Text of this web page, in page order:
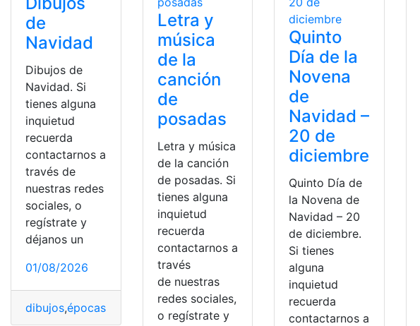
de
Navidad
Dibujos de
Navidad. Si
tienes alguna
inquietud
recuerda
contactarnos a
través de
nuestras redes
sociales, o
regístrate y
déjanos un
01/08/2026
dibujos,épocas especiales, imprimir Navidad sentimientos
Letra y
música
de la
canción
de
posadas
Letra y música
de la canción
de posadas. Si
tienes alguna
inquietud
recuerda
contactarnos a
través
de nuestras
redes sociales,
o regístrate y
Quinto
Día de la
Novena
de
Navidad –
20 de
diciembre
Quinto Día de
la Novena de
Navidad – 20
de diciembre.
Si tienes
alguna
inquietud
recuerda
contactarnos a